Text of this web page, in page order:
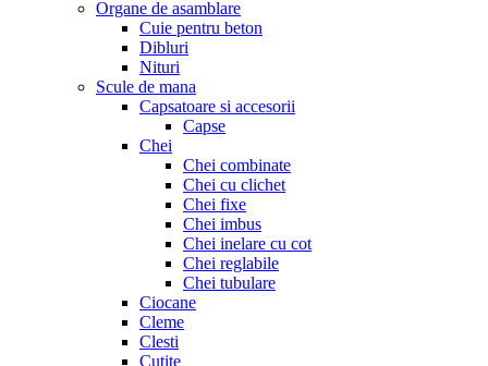
Organe de asamblare
Cuie pentru beton
Dibluri
Nituri
Scule de mana
Capsatoare si accesorii
Capse
Chei
Chei combinate
Chei cu clichet
Chei fixe
Chei imbus
Chei inelare cu cot
Chei reglabile
Chei tubulare
Ciocane
Cleme
Clesti
Cuțite